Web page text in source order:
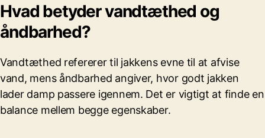
Hvad betyder vandtæthed og
åndbarhed?
Vandtæthed refererer til jakkens evne til at afvise
vand, mens åndbarhed angiver, hvor godt jakken
lader damp passere igennem. Det er vigtigt at finde en
balance mellem begge egenskaber.